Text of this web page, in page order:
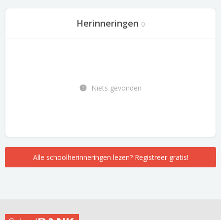
Herinneringen 0
Niets gevonden
Alle schoolherinneringen lezen? Registreer gratis!